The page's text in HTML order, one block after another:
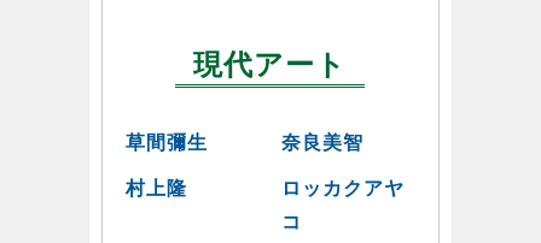
現代アート
草間彌生 奈良美智
村上隆
ロッカクアヤ
コ